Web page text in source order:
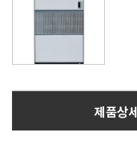
제품상세